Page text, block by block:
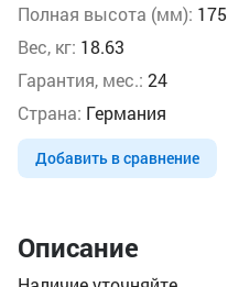
Полная высота (мм): 175
Вес, кг: 18.63
Гарантия, мес.: 24
Страна: Германия
Добавить в сравнение
Описание